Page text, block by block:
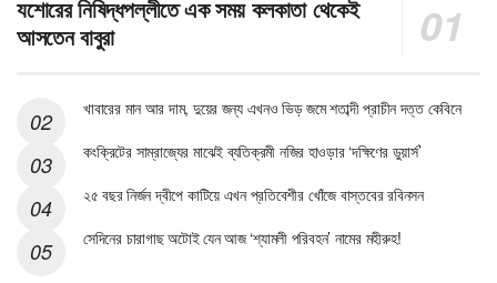
যশোরের নিষিদ্ধপল্লীতে এক সময় কলকাতা থেকেই
আসতেন বাবুরা
খাবারের মান আর দাম, দুয়ের জন্য এখনও ভিড় জমে শতাব্দী প্রাচীন দত্ত কেবিনে
কংক্রিটের সাম্রাজ্যের মাঝেই ব্যতিক্রমী নজির হাওড়ার ‘দক্ষিণের ডুয়ার্স’
২৫ বছর নির্জন দ্বীপে কাটিয়ে এখন প্রতিবেশীর খোঁজে বাস্তবের রবিনসন
সেদিনের চারাগাছ অটোই যেন আজ ‘শ্যামলী পরিবহন’ নামের মহীরুহ!